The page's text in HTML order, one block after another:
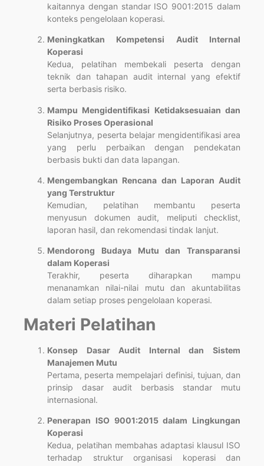
kaitannya dengan standar ISO 9001:2015 dalam
konteks pengelolaan koperasi.
Meningkatkan Kompetensi Audit Internal
Koperasi
Kedua, pelatihan membekali peserta dengan
teknik dan tahapan audit internal yang efektif
serta berbasis risiko.
Mampu Mengidentifikasi Ketidaksesuaian dan
Risiko Proses Operasional
Selanjutnya, peserta belajar mengidentifikasi area
yang perlu perbaikan dengan pendekatan
berbasis bukti dan data lapangan.
Mengembangkan Rencana dan Laporan Audit
yang Terstruktur
Kemudian, pelatihan membantu peserta
menyusun dokumen audit, meliputi checklist,
laporan hasil, dan rekomendasi tindak lanjut.
Mendorong Budaya Mutu dan Transparansi
dalam Koperasi
Terakhir, peserta diharapkan mampu
menanamkan nilai-nilai mutu dan akuntabilitas
dalam setiap proses pengelolaan koperasi.
Materi Pelatihan
Konsep Dasar Audit Internal dan Sistem
Manajemen Mutu
Pertama, peserta mempelajari definisi, tujuan, dan
prinsip dasar audit berbasis standar mutu
internasional.
Penerapan ISO 9001:2015 dalam Lingkungan
Koperasi
Kedua, pelatihan membahas adaptasi klausul ISO
terhadap struktur organisasi koperasi dan